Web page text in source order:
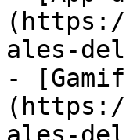
(https://
ales-
-
(https://